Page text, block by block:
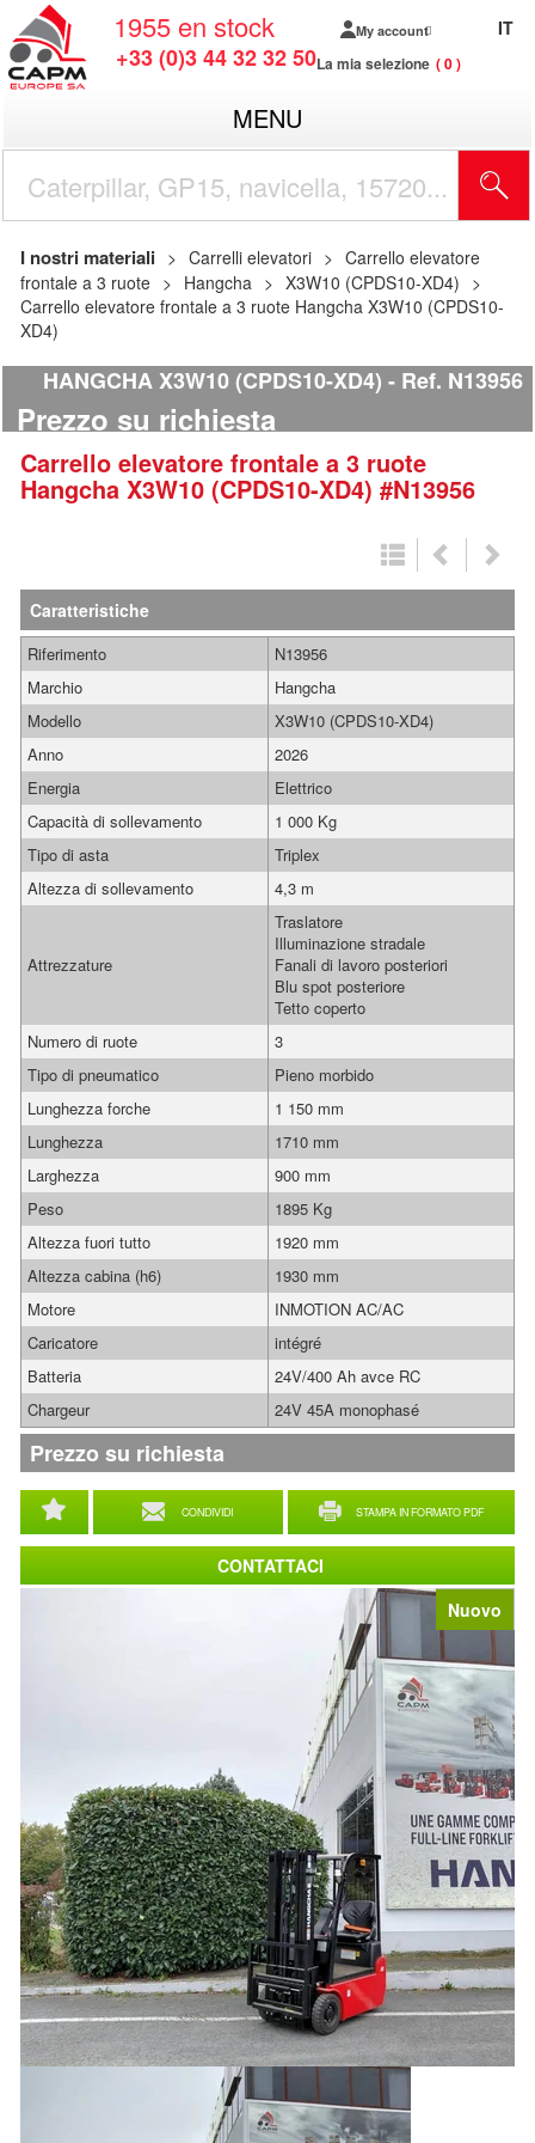
1955 en stock
+33 (0)3 44 32 32 50
My account
La mia selezione 0
IT
MENU
I nostri materiali Carrelli elevatori
Carrello elevatore
frontale a 3 ruote
Hangcha
X3W10 (CPDS10-XD4)
Carrello elevatore frontale a 3 ruote Hangcha X3W10 (CPDS10-
XD4)
HANGCHA X3W10 (CPDS10-XD4) Ref. N13956
Prezzo su richiesta
Carrello elevatore frontale a 3 ruote
Hangcha X3W10 (CPDS10-XD4) #N13956
Nuovo
Caratteristiche
CONDIVIDI STAMPA IN FORMATO PDF
Riferimento
N13956
Marchio
Hangcha
Modello
X3W10 (CPDS10-XD4)
Anno
2026
Energia
Elettrico
Capacità di sollevamento
1 000 Kg
Tipo di asta
Triplex
Altezza di sollevamento
4,3 m
Attrezzature
Traslatore
Illuminazione stradale
Fanali di lavoro posteriori
Blu spot posteriore
Tetto coperto
Numero di ruote
3
Tipo di pneumatico
Pieno morbido
Lunghezza forche
1 150 mm
Lunghezza
1710 mm
Larghezza
900 mm
Peso
1895 Kg
Altezza fuori tutto
1920 mm
Altezza cabina (h6)
1930 mm
Motore
INMOTION AC/AC
Caricatore
intégré
Batteria
24V/400 Ah avce RC
Chargeur
24V 45A monophasé
Prezzo su richiesta
CONTATTACI